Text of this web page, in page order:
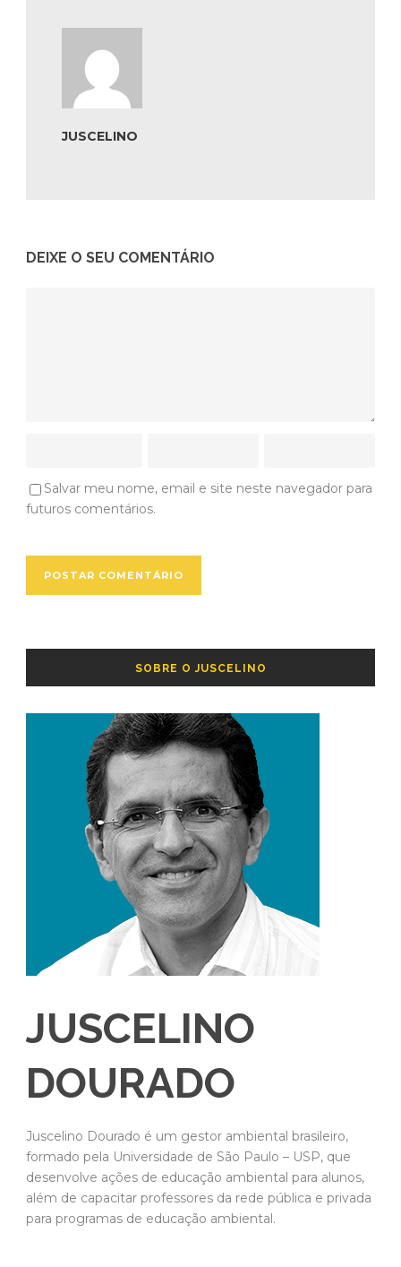
JUSCELINO
DEIXE O SEU COMENTÁRIO
Salvar meu nome, email e site neste navegador para
futuros comentários.
SOBRE O JUSCELINO
JUSCELINO
DOURADO
Juscelino Dourado é um gestor ambiental brasileiro,
formado pela Universidade de São Paulo – USP, que
desenvolve ações de educação ambiental para alunos,
além de capacitar professores da rede pública e privada
para programas de educação ambiental.